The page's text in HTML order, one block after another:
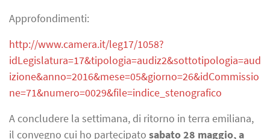
Approfondimenti:
http://www.camera.it/leg17/1058?
idLegislatura=17&tipologia=audiz2&sottotipologia=aud
izione&anno=2016&mese=05&giorno=26&idCommissio
ne=71&numero=0029&file=indice_stenografico
A concludere la settimana, di ritorno in terra emiliana,
il convegno cui ho partecipato sabato 28 maggio, a